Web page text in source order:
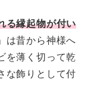
る縁起物が付い
は昔から神様へ
を薄く切って乾
な飾りとして付